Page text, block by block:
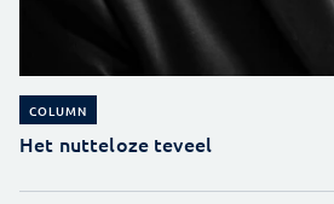
COLUMN
Het nutteloze teveel